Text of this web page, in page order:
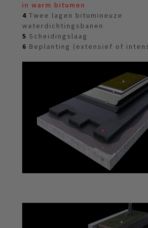
in warm bitumen
4 Twee lagen bitumineuze
waterdichtingsbanen
5 Scheidingslaag
6 Beplanting (extensief of